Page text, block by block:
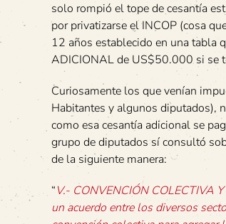
solo rompió el tope de cesantía
por privatizarse el INCOP (cosa
12 años establecido en una tabla
ADICIONAL de US$50.000 si se
Curiosamente los que venían
Habitantes y algunos diputados),
como esa cesantía adicional se
grupo de diputados sí consultó
de la siguiente manera:
“V.- CONVENCIÓN COLECTIVA
un acuerdo entre los diversos